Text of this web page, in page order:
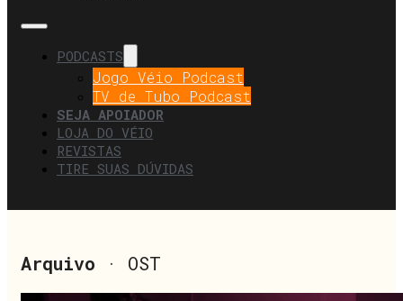
PODCASTS
Jogo Véio Podcast
TV de Tubo Podcast
SEJA APOIADOR
LOJA DO VÉIO
REVISTAS
TIRE SUAS DÚVIDAS
Arquivo · OST